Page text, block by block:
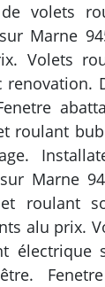
volets
Marne
Volets
renovation.
roulant
Marne
roulant
alu prix.
électrique